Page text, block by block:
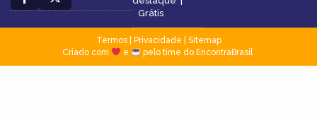
Grátis
Termos| Privacidade
Sitemap
Criado com
e pelo time do EncontraBrasil